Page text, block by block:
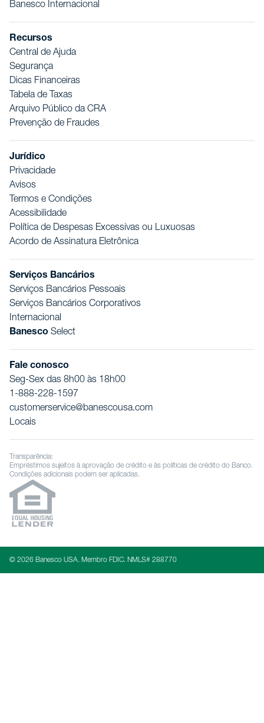
Banesco Internacional
Recursos
Central de Ajuda
Segurança
Dicas Financeiras
Tabela de Taxas
Arquivo Público da CRA
Prevenção de Fraudes
Jurídico
Privacidade
Avisos
Termos e Condições
Acessibilidade
Política de Despesas Excessivas ou Luxuosas
Acordo de Assinatura Eletrônica
Serviços Bancários
Serviços Bancários Pessoais
Serviços Bancários Corporativos
Internacional
Banesco Select
Fale conosco
Seg-Sex das 8h00 às 18h00
1-888-228-1597
customerservice@banescousa.com
Locais
Transparência:
Empréstimos sujeitos à aprovação de crédito e às políticas de crédito do Banco.
Condições adicionais podem ser aplicadas.
© 2026 Banesco USA. Membro FDIC. NMLS# 288770